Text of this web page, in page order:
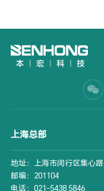
上海总部
地址：上海市闵行区集心
邮编：201104
电话：021-5438 5846